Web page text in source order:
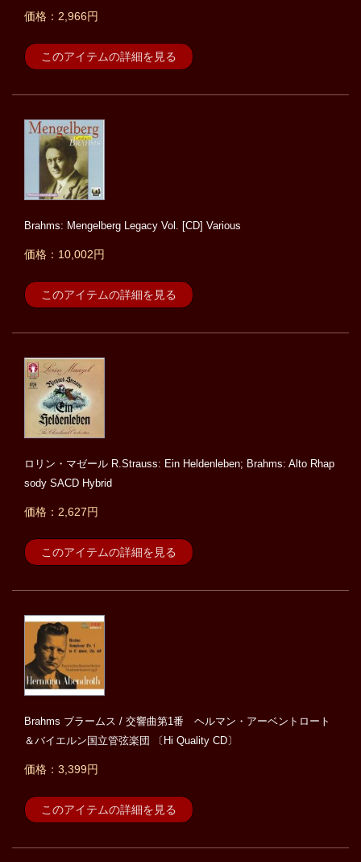
価格：2,966円
このアイテムの詳細を見る
Brahms: Mengelberg Legacy Vol. [CD] Various
価格：10,002円
このアイテムの詳細を見る
ロリン・マゼール R.Strauss: Ein Heldenleben; Brahms: Alto Rhap
sody SACD Hybrid
価格：2,627円
このアイテムの詳細を見る
Brahms ブラームス / 交響曲第1番 ヘルマン・アーベントロート
＆バイエルン国立管弦楽団 〔Hi Quality CD〕
価格：3,399円
このアイテムの詳細を見る